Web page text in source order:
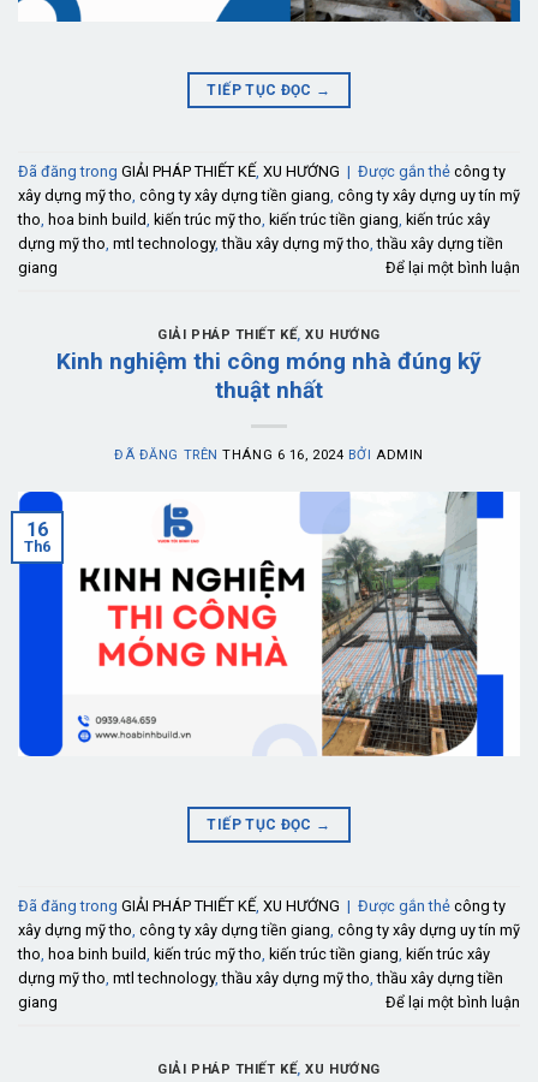
TIẾP TỤC ĐỌC →
Đã đăng trong GIẢI PHÁP THIẾT KẾ XU HƯỚNG | Được gắn thẻ công ty
xây dựng mỹ tho công ty xây dựng tiền giang công ty xây dựng uy tín mỹ
tho hoa binh build kiến trúc mỹ tho kiến trúc tiền giang kiến trúc xây
dựng mỹ tho mtl technology,thầu xây dựng mỹ tho ,thầu xây dựng tiền
giang
Để lại một bình luận
GIẢI PHÁP THIẾT KẾ ,XU HƯỚNG
Kinh nghiệm thi công móng nhà đúng kỹ
thuật nhất
ĐÃ ĐĂNG TRÊNTHÁNG 6 16, 2024 BỞIADMIN
16
Th6
TIẾP TỤC ĐỌC →
Đã đăng trong GIẢI PHÁP THIẾT KẾ XU HƯỚNG | Được gắn thẻ công ty
xây dựng mỹ tho công ty xây dựng tiền giang công ty xây dựng uy tín mỹ
tho hoa binh build kiến trúc mỹ tho kiến trúc tiền giang kiến trúc xây
dựng mỹ tho mtl technology,thầu xây dựng mỹ tho ,thầu xây dựng tiền
giang
Để lại một bình luận
GIẢI PHÁP THIẾT KẾ,XU HƯỚNG